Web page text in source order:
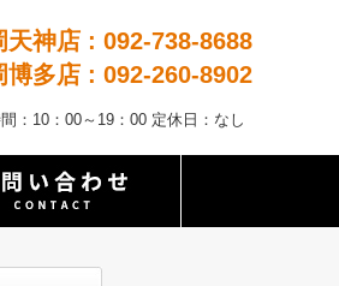
天神店 : 092-738-8688
博多店 : 092-260-8902
：10：00～19：00 定休日：なし